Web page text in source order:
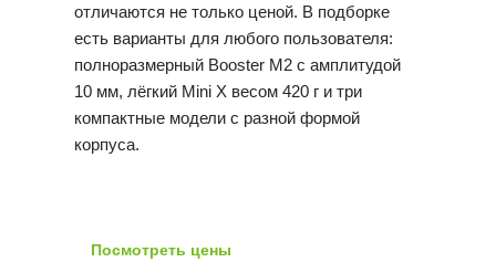
отличаются не только ценой. В подборке
есть варианты для любого пользователя:
полноразмерный Booster M2 с амплитудой
10 мм, лёгкий Mini X весом 420 г и три
компактные модели с разной формой
корпуса.
Посмотреть цены